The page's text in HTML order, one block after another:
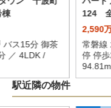
バス15分 御茶
／ 4LDK /
124
2,590
常磐線
停 停
駅近隣の物件